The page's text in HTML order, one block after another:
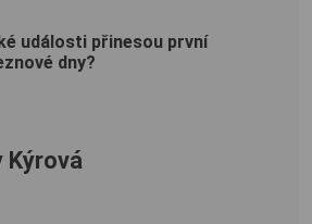
události přinesou první
dny?
Kýrová